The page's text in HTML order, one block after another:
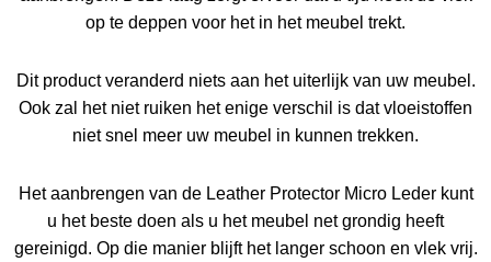
op te deppen voor het in het meubel trekt.
Dit product veranderd niets aan het uiterlijk van uw meubel.
Ook zal het niet ruiken het enige verschil is dat vloeistoffen
niet snel meer uw meubel in kunnen trekken.
Het aanbrengen van de Leather Protector Micro Leder kunt
u het beste doen als u het meubel net grondig heeft
gereinigd. Op die manier blijft het langer schoon en vlek vrij.